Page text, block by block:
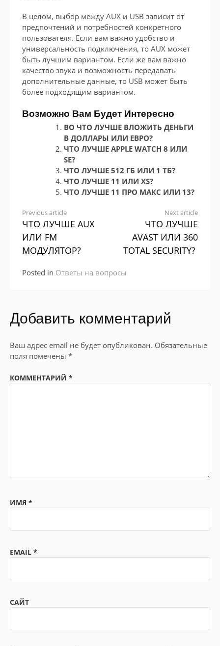
В целом, выбор между AUX и USB зависит от
предпочтений и потребностей конкретного
пользователя. Если вам важно удобство и
универсальность подключения, то AUX может
быть лучшим вариантом. Если же вам важно
качество звука и возможность передавать
дополнительные данные, то USB может быть
более подходящим вариантом.
Возможно Вам Будет Интересно
ВО ЧТО ЛУЧШЕ ВЛОЖИТЬ ДЕНЬГИ
В ДОЛЛАРЫ ИЛИ ЕВРО?
ЧТО ЛУЧШЕ APPLE WATCH 8 ИЛИ
SE?
ЧТО ЛУЧШЕ 512 ГБ ИЛИ 1 ТБ?
ЧТО ЛУЧШЕ 11 ИЛИ XS?
ЧТО ЛУЧШЕ 11 ПРО МАКС ИЛИ 13?
Continue
Reading
Previous article
ЧТО ЛУЧШЕ AUX
ИЛИ FM
МОДУЛЯТОР?
Next article
ЧТО ЛУЧШЕ
AVAST ИЛИ 360
TOTAL SECURITY?
Posted in Ответы на вопросы
Добавить комментарий
Ваш адрес email не будет опубликован. Обязательные
поля помечены *
КОММЕНТАРИЙ *
ИМЯ *
EMAIL *
САЙТ